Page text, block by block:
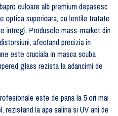
culoare alb premium depasesc
optica superioara, cu lentile tratate
intregi. Produsele mass-market din
afectand precizia in
este cruciala in masca scuba
glass rezista la adancimi de
este de pana la 5 ori mai
la apa salina si UV ani de